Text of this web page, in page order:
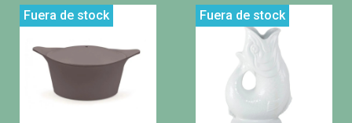
Fuera de stock Fuera de stock